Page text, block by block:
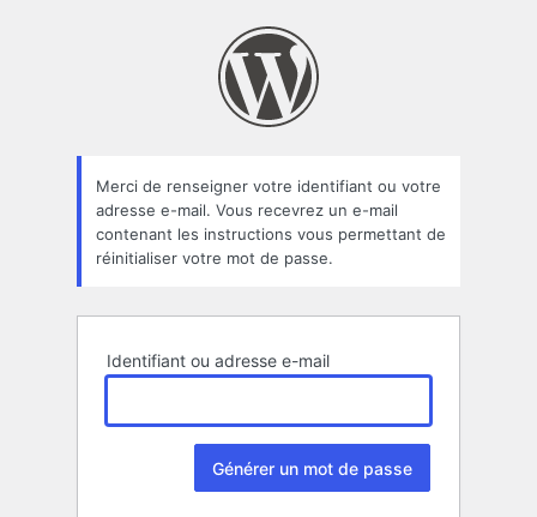
oublié
Merci de renseigner votre identifiant ou votre
adresse e-mail. Vous recevrez un e-mail
contenant les instructions vous permettant de
réinitialiser votre mot de passe.
Identifiant ou adresse e-mail